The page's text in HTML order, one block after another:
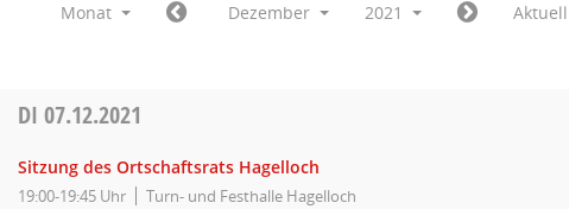
Monat Dezember 2021 Aktuell
DI07.12.2021
Sitzung des Ortschaftsrats Hagelloch
19:00-19:45 Uhr Turn- und Festhalle Hagelloch